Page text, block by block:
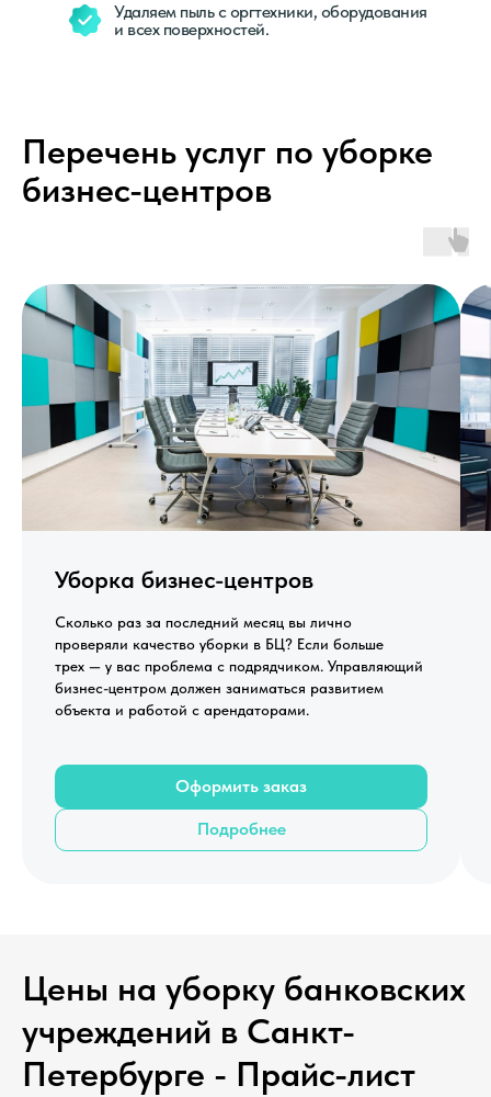
Удаляем пыль с оргтехники, оборудования
и всех поверхностей.
Перечень услуг по уборке
бизнес-центров
Уборка бизнес-центров
Сколько раз за последний месяц вы лично
проверяли качество уборки в БЦ? Если больше
трех — у вас проблема с подрядчиком. Управляющий
бизнес-центром должен заниматься развитием
объекта и работой с арендаторами.
Оформить заказ
Подробнее
Цены на уборку банковских
учреждений в Санкт-
Петербурге - Прайс-лист